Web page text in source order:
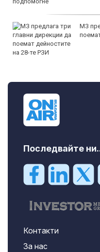
МЗ
Последвайте
Контакти
За нас